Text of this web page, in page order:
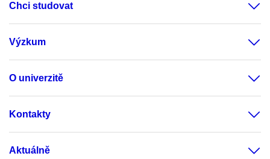
Chci studovat
Výzkum
O univerzitě
Kontakty
Aktuálně